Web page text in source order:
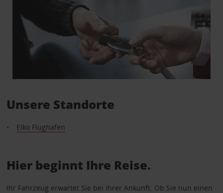
Unsere Standorte
Elko Flughafen
Hier beginnt Ihre Reise.
Ihr Fahrzeug erwartet Sie bei Ihrer Ankunft. Ob Sie nun einen